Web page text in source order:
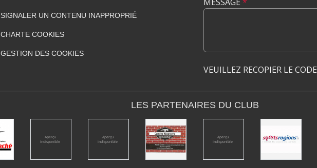
SIGNALER UN CONTENU INAPPROPRIÉ
CHARTE COOKIES
GESTION DES COOKIES
VEUILLEZ RECOPIER LE CODE
LES PARTENAIRES DU CLUB